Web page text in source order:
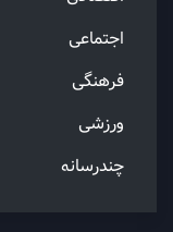
اجتماعی
فرهنگی
ورزشی
چندرسانه